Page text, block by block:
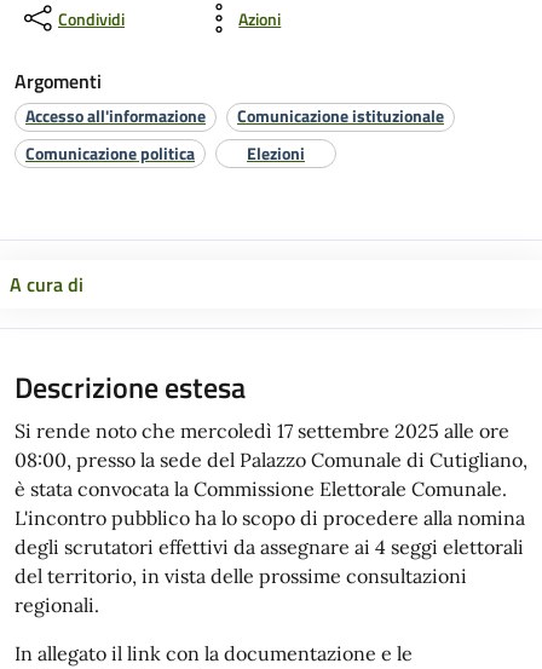
Condividi Azioni
Argomenti
Accesso all'informazione
Comunicazione istituzionale
Comunicazione politica
Elezioni
A cura di
Descrizione estesa
Si rende noto che mercoledì 17 settembre 2025 alle ore
08:00, presso la sede del Palazzo Comunale di Cutigliano,
è stata convocata la Commissione Elettorale Comunale.
L'incontro pubblico ha lo scopo di procedere alla nomina
degli scrutatori effettivi da assegnare ai 4 seggi elettorali
del territorio, in vista delle prossime consultazioni
regionali.
In allegato il link con la documentazione e le